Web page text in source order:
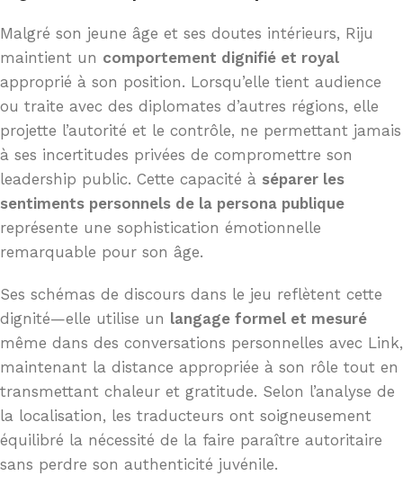
Malgré son jeune âge et ses doutes intérieurs, Riju
maintient un comportement dignifié et royal
approprié à son position. Lorsqu’elle tient audience
ou traite avec des diplomates d’autres régions, elle
projette l’autorité et le contrôle, ne permettant jamais
à ses incertitudes privées de compromettre son
leadership public. Cette capacité à séparer les
sentiments personnels de la persona publique
représente une sophistication émotionnelle
remarquable pour son âge.
Ses schémas de discours dans le jeu reflètent cette
dignité—elle utilise un langage formel et mesuré
même dans des conversations personnelles avec Link,
maintenant la distance appropriée à son rôle tout en
transmettant chaleur et gratitude. Selon l’analyse de
la localisation, les traducteurs ont soigneusement
équilibré la nécessité de la faire paraître autoritaire
sans perdre son authenticité juvénile.